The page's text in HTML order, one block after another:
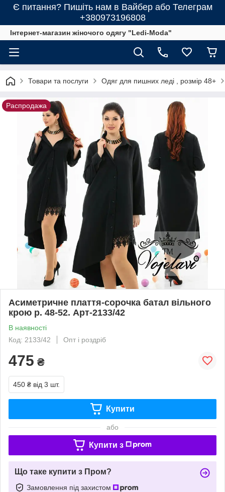
Є питання? Пишіть нам в Вайбер або Телеграм
+380973196808
Інтернет-магазин жіночого одягу "Ledi-Moda"
Товари та послуги Одяг для пишних леді , розмір 48+
Распродажа
Асиметричне плаття-сорочка батал вільного
крою р. 48-52. Арт-2133/42
В наявності
Код: 2133/42
Опт і роздріб
475 ₴
450 ₴ від 3 шт.
Купити
або
Купити з
Що таке купити з Пром?
Замовлення під захистом